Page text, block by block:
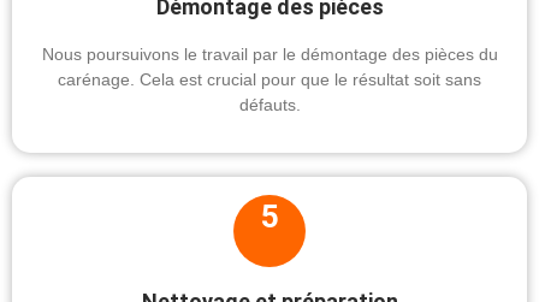
Démontage des pièces
Nous poursuivons le travail par le démontage des pièces du
carénage. Cela est crucial pour que le résultat soit sans
défauts.
5